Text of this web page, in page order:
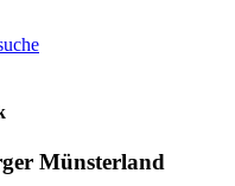
Münsterland